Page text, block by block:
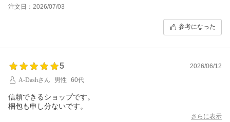
注文日：2026/07/03
参考になった
5
2026/06/12
A-Dashさん
男性 60代
信頼できるショップです。
梱包も申し分ないです。
さらに表示